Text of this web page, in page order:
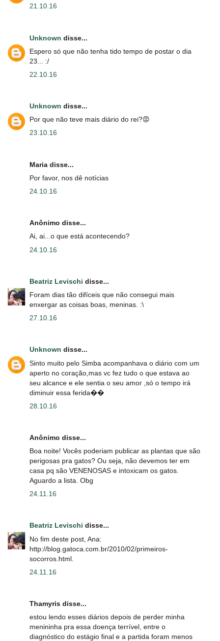
21.10.16
Unknown disse...
Espero só que não tenha tido tempo de postar o dia
23... :/
22.10.16
Unknown disse...
Por que não teve mais diário do rei?😡
23.10.16
Maria disse...
Por favor, nos dê notícias
24.10.16
Anônimo disse...
Ai, ai...o que está acontecendo?
24.10.16
Beatriz Levischi disse...
Foram dias tão difíceis que não consegui mais
enxergar as coisas boas, meninas. :\
27.10.16
Unknown disse...
Sinto muito pelo Simba acompanhava o diário com um
aperto no coração,mas vc fez tudo o que estava ao
seu alcance e ele sentia o seu amor ,só o tempo irá
diminuir essa ferida��
28.10.16
Anônimo disse...
Boa noite! Vocês poderiam publicar as plantas que são
perigosas pra gatos? Ou seja, não devemos ter em
casa pq são VENENOSAS e intoxicam os gatos.
Aguardo a lista. Obg
24.11.16
Beatriz Levischi disse...
No fim deste post, Ana:
http://blog.gatoca.com.br/2010/02/primeiros-
socorros.html.
24.11.16
Thamyris disse...
estou lendo esses diários depois de perder minha
menininha pra essa doença terrível, entre o
diagnóstico do estágio final e a partida foram menos